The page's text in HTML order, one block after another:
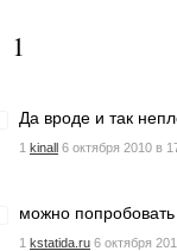
1
Да вроде и так
1 kinall 6 октября 2010 в
можно попробовать
1 kstatida.ru 6 октября